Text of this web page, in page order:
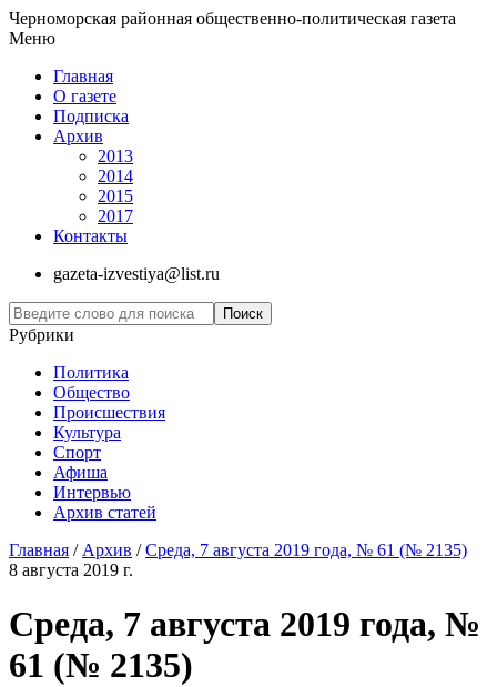
Черноморская районная общественно-политическая газета
Меню
Главная
О газете
Подписка
Архив
2013
2014
2015
2017
Контакты
gazeta-izvestiya@list.ru
Рубрики
Политика
Общество
Проиcшествия
Культура
Спорт
Афиша
Интервью
Архив статей
Главная / Архив /Среда, 7 августа 2019 года, № 61 (№ 2135)
8 августа 2019 г.
Среда, 7 августа 2019 года, №
61 (№ 2135)